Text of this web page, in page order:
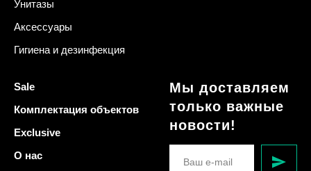
Унитазы
Аксессуары
Гигиена и дезинфекция
Sale
Комплектация объектов
Exclusive
О нас
Мы доставляем
только важные
новости!